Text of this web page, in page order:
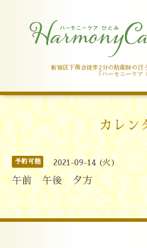
新宿区下落合徒歩2分の助産師の行
「ハーモニーケア
カレン
予約可能 2021-09-14 (火)
午前 午後 夕方